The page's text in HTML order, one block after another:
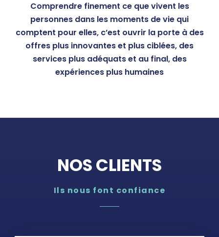
Comprendre finement ce que vivent les
personnes dans les moments de vie qui
comptent pour elles, c’est ouvrir la porte à des
offres plus innovantes et plus ciblées, des
services plus adéquats et au final, des
expériences plus humaines
NOS CLIENTS
Ils nous font confiance